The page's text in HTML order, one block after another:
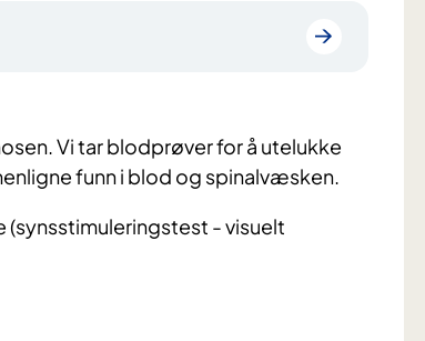
Vi tar blodprøver for å utelukke
funn i blod og spinalvæsken.
(synsstimuleringstest - visuelt